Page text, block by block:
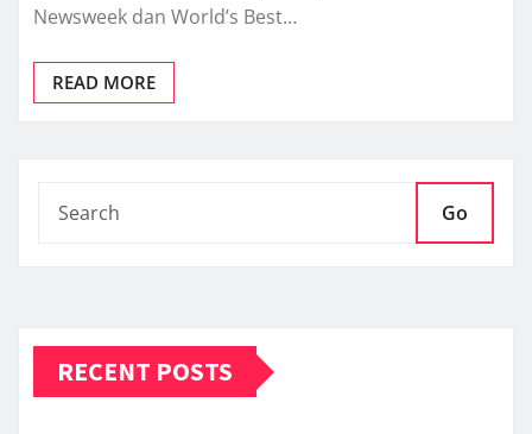
Newsweek dan World’s Best…
READ MORE
Go
RECENT POSTS